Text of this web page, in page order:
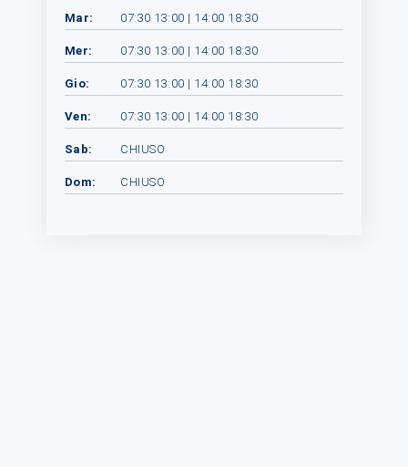
Mar: 07:30 13:00 | 14:00 18:30
Mer: 07:30 13:00 | 14:00 18:30
Gio: 07:30 13:00 | 14:00 18:30
Ven: 07:30 13:00 | 14:00 18:30
Sab: CHIUSO
Dom: CHIUSO